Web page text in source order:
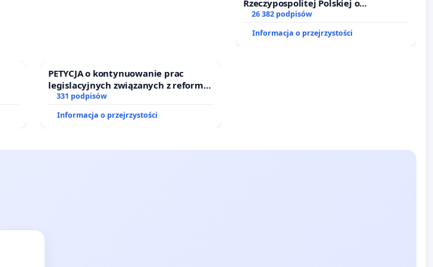
Rzeczypospolitej Polskiej o
zawetowanie ustawy „Lex Szarlatan”
26 382 podpisów
Informacja o przejrzystości
PETYCJA o kontynuowanie prac
legislacyjnych związanych z reformą
prawa rodzinnego
331 podpisów
Informacja o przejrzystości